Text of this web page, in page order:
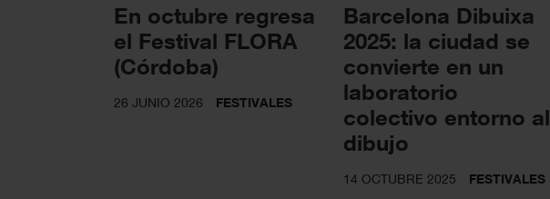
En octubre regresa
el Festival FLORA
(Córdoba)
26 JUNIO 2026 FESTIVALES
Barcelona Dibuixa
2025: la ciudad se
convierte en un
laboratorio
colectivo entorno al
dibujo
14 OCTUBRE 2025 FESTIVALES